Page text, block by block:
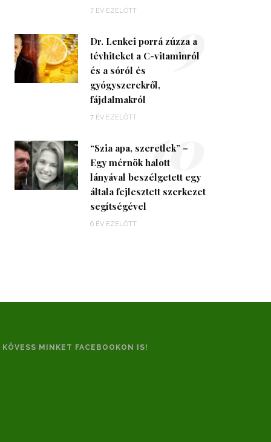
7 ÉV EZELŐTT
Dr. Lenkei porrá zúzza a
tévhiteket a C-vitaminról
és a sóról és
gyógyszerekről,
fájdalmakról
7 ÉV EZELŐTT
9
“Szia apa, szeretlek” –
Egy mérnök halott
lányával beszélgetett egy
általa fejlesztett szerkezet
segítségével
6 ÉV EZELŐTT
10
KÖVESS MINKET FACEBOOKON IS!